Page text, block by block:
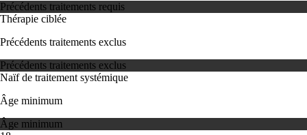
Précédents traitements requis
Thérapie ciblée
Précédents traitements exclus
Précédents traitements exclus
Naïf de traitement systémique
Âge minimum
Âge minimum